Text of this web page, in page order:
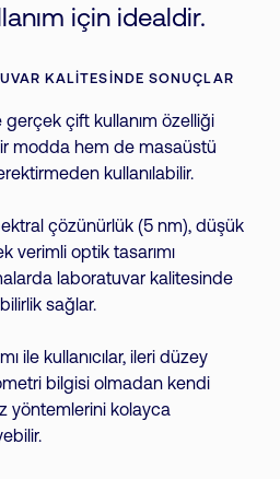
için idealdir.
KALITESINDE SONUÇLAR
gerçek çift kullanım özelliği
modda hem de masaüstü
kullanılabilir.
çözünürlük (5 nm), düşük
verimli optik tasarımı
laboratuvar kalitesinde
sağlar.
ile kullanıcılar, ileri düzey
bilgisi olmadan kendi
yöntemlerini kolayca